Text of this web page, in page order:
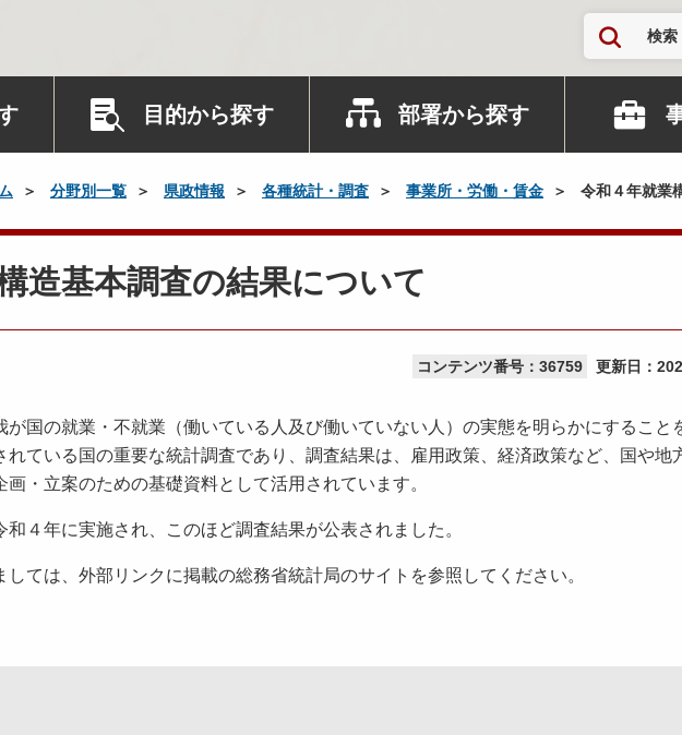
検索
目的から探す 部署から探す
分野別一覧 県政情報 各種統計・調査 事業所・労働・賃金 令和４年就業
造基本調査の結果について
コンテンツ番号：36759 更新日：
国の就業・不就業（働いている人及び働いていない人）の実態を明らかにすること
れている国の重要な統計調査であり、調査結果は、雇用政策、経済政策など、国や地
・立案のための基礎資料として活用されています。
４年に実施され、このほど調査結果が公表されました。
ては、外部リンクに掲載の総務省統計局のサイトを参照してください。